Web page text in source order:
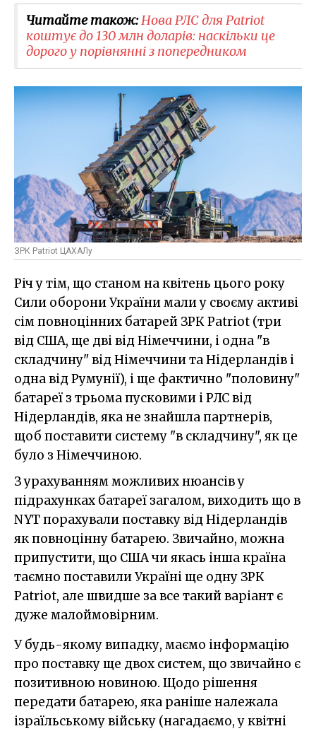
Читайте також:Нова РЛС для Patriot
коштує до 130 млн доларів: наскільки це
дорого у порівнянні з попередником
ЗРК Patriot ЦАХАЛу
Річ у тім, що станом на квітень цього року
Сили оборони України мали у своєму активі
сім повноцінних батарей ЗРК Patriot (три
від США, ще дві від Німеччини, і одна "в
складчину" від Німеччини та Нідерландів і
одна від Румунії), і ще фактично "половину"
батареї з трьома пусковими і РЛС від
Нідерландів, яка не знайшла партнерів,
щоб поставити систему "в складчину", як це
було з Німеччиною.
З урахуванням можливих нюансів у
підрахунках батареї загалом, виходить що в
NYT порахували поставку від Нідерландів
як повноцінну батарею. Звичайно, можна
припустити, що США чи якась інша країна
таємно поставили Україні ще одну ЗРК
Patriot, але швидше за все такий варіант є
дуже малоймовірним.
У будь-якому випадку, маємо інформацію
про поставку ще двох систем, що звичайно є
позитивною новиною. Щодо рішення
передати батарею, яка раніше належала
ізраїльському війську (нагадаємо, у квітні